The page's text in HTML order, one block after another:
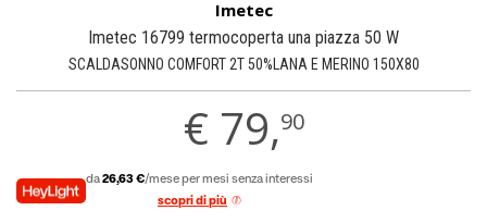
Imetec
Imetec 16799 termocoperta una piazza 50 W
SCALDASONNO COMFORT 2T 50%LANA E MERINO 150X80
€ 79,90
da26,63 €/mese per mesi senza interessi
scopri di più